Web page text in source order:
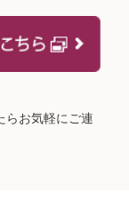
らお気軽にご連